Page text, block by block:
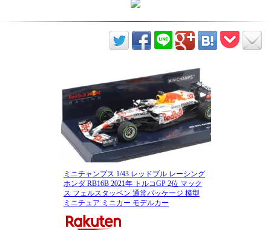
ミニチャンプス 1/43 レッドブル レーシング
ホンダ RB16B 2021年 トルコGP 2位 マック
ス フェルスタッペン 通常パッケージ 模型
ミニチュア ミニカー モデルカー